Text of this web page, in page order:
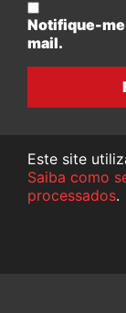
Notifique-me
mail.
Este site
Saiba como
processados.